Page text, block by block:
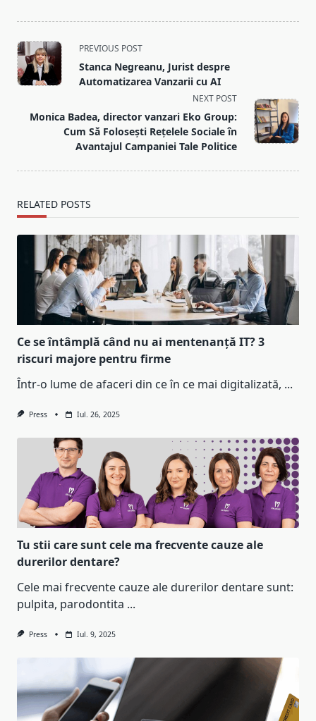
<span
class="nav-
subtitle
reader-
text">Page</span>
PREVIOUS POST
Stanca Negreanu, Jurist despre
Automatizarea Vanzarii cu AI
NEXT POST
Monica Badea, director vanzari Eko Group:
Cum Să Folosești Rețelele Sociale în
Avantajul Campaniei Tale Politice
RELATED POSTS
Ce se întâmplă când nu ai mentenanță IT? 3
riscuri majore pentru firme
Într-o lume de afaceri din ce în ce mai digitalizată, ...
Press Iul. 26, 2025
Tu stii care sunt cele ma frecvente cauze ale
durerilor dentare?
Cele mai frecvente cauze ale durerilor dentare sunt:
pulpita, parodontita ...
Press Iul. 9, 2025